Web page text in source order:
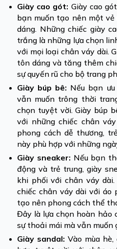
Giày cao gót: Giày cao
bạn muốn tạo nên một
dáng. Những chiếc giày
trắng là những lựa chọn
với mọi loại chân váy dài.
tôn dáng và tăng thêm
sự quyến rũ cho bộ trang
Giày búp bê: Nếu bạn
vẫn muốn trông thời
chọn tuyệt vời. Giày búp
với những chiếc chân
phong cách dễ thương,
này phù hợp với những
Giày sneaker: Nếu bạn
động và trẻ trung, giày
khi phối với chân váy
chiếc chân váy dài với áo
tạo nên phong cách thể
Đây là lựa chọn hoàn hảo
sự thoải mái mà vẫn muốn
Giày sandal: Vào mùa